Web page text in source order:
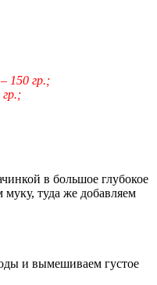
150 гр.;
гр.;
в большое глубокое
туда же добавляем
и вымешиваем густое